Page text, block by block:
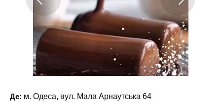
Де: м. Одеса, вул. Мала Арнаутська 64